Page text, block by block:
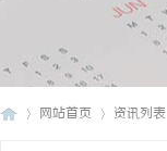
网站首页 资讯列表